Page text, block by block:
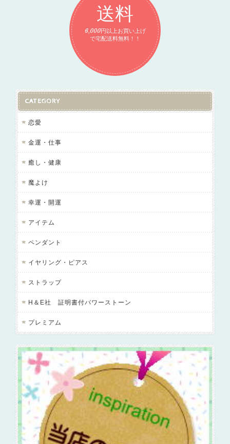
送料
6,000円以上お買い上げ
で宅配送料無料！！
CATEGORY
恋愛
金運・仕事
癒し・健康
魔よけ
幸運・開運
アイテム
ペンダント
イヤリング・ピアス
ストラップ
H＆E社 証明書付パワーストーン
プレミアム